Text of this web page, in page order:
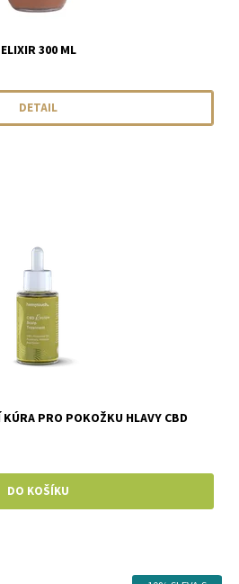
300 ML
DETAIL
PRO POKOŽKU HLAVY CBD